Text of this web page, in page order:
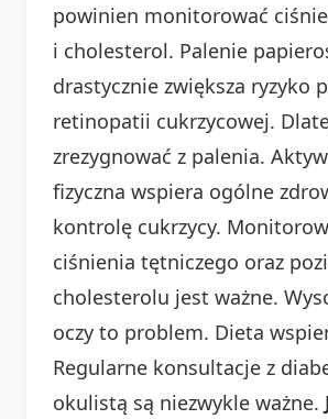
powinien monitorować
i cholesterol. Palenie
drastycznie zwiększa ryzyko
retinopatii cukrzycowej.
zrezygnować z palenia.
fizyczna wspiera ogólne
kontrolę cukrzycy.
ciśnienia tętniczego oraz
cholesterolu jest ważne.
oczy to problem. Dieta
Regularne konsultacje z
okulistą są niezwykle ważne.